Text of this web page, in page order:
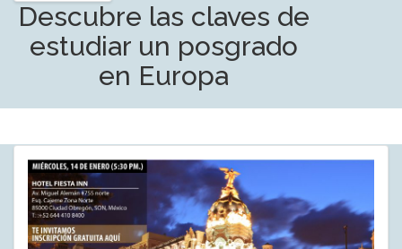
Descubre las claves de
estudiar un posgrado
en Europa